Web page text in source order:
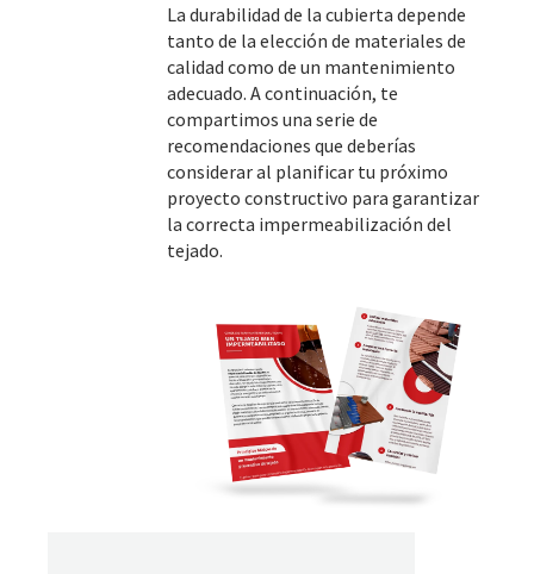
La durabilidad de la cubierta depende
tanto de la elección de materiales de
calidad como de un mantenimiento
adecuado. A continuación, te
compartimos una serie de
recomendaciones que deberías
considerar al planificar tu próximo
proyecto constructivo para garantizar
la correcta impermeabilización del
tejado.